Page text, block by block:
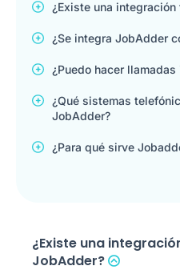
¿Existe una
¿Se integra JobAdder
¿Puedo hacer
¿Qué sistemas
JobAdder?
¿Para qué sirve
¿Existe una
JobAdder?